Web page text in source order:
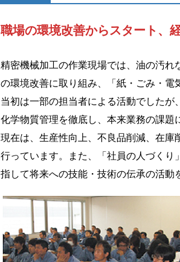
職場の環境改善からスタート、
精密機械加工の作業現場では、油の汚
の環境改善に取り組み、「紙・ごみ・
当初は一部の担当者による活動でした
化学物質管理を徹底し、本来業務の課題
現在は、生産性向上、不良品削減、在
行っています。また、「社員の人づく
指して将来への技能・技術の伝承の活動